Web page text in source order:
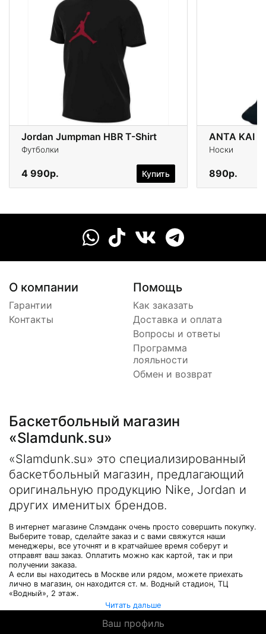
Jordan Jumpman HBR T-Shirt
Футболки
4 990р. Купить
ANTA KAI
Носки
890р.
О компании
Гарантии
Контакты
Помощь
Как заказать
Доставка и оплата
Вопросы и ответы
Программа
лояльности
Обмен и возврат
Баскетбольный магазин
«Slamdunk.su»
«Slamdunk.su» это специализированный
баскетбольный магазин, предлагающий
оригинальную продукцию Nike, Jordan и
других именитых брендов.
В интернет магазине Слэмданк очень просто совершить покупку.
Выберите товар, сделайте заказ и с вами свяжутся наши
менеджеры, все уточнят и в кратчайшее время соберут и
отправят ваш заказ. Оплатить можно как картой, так и при
получении заказа.
А если вы находитесь в Москве или рядом, можете приехать
лично в магазин, он находится ст. м. Водный стадион, ТЦ
«Водный», 2 этаж.
Читать дальше
Ваш профиль